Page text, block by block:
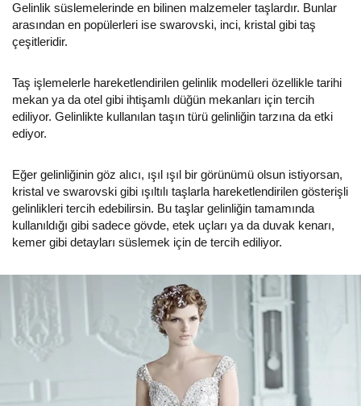
Gelinlik süslemelerinde en bilinen malzemeler taşlardır. Bunlar
arasından en popülerleri ise swarovski, inci, kristal gibi taş
çeşitleridir.
Taş işlemelerle hareketlendirilen gelinlik modelleri özellikle tarihi
mekan ya da otel gibi ihtişamlı düğün mekanları için tercih
ediliyor. Gelinlikte kullanılan taşın türü gelinliğin tarzına da etki
ediyor.
Eğer gelinliğinin göz alıcı, ışıl ışıl bir görünümü olsun istiyorsan,
kristal ve swarovski gibi ışıltılı taşlarla hareketlendirilen gösterişli
gelinlikleri tercih edebilirsin. Bu taşlar gelinliğin tamamında
kullanıldığı gibi sadece gövde, etek uçları ya da duvak kenarı,
kemer gibi detayları süslemek için de tercih ediliyor.